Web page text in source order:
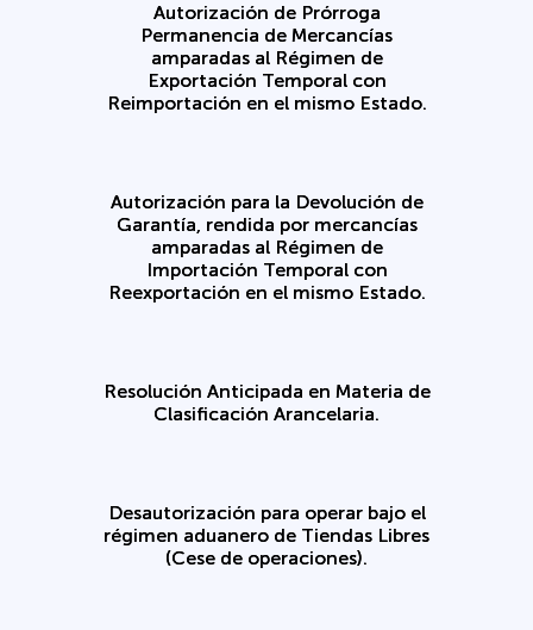
Autorización de Prórroga
Permanencia de Mercancías
amparadas al Régimen de
Exportación Temporal con
Reimportación en el mismo Estado.
Autorización para la Devolución de
Garantía, rendida por mercancías
amparadas al Régimen de
Importación Temporal con
Reexportación en el mismo Estado.
Resolución Anticipada en Materia de
Clasificación Arancelaria.
Desautorización para operar bajo el
régimen aduanero de Tiendas Libres
(Cese de operaciones).